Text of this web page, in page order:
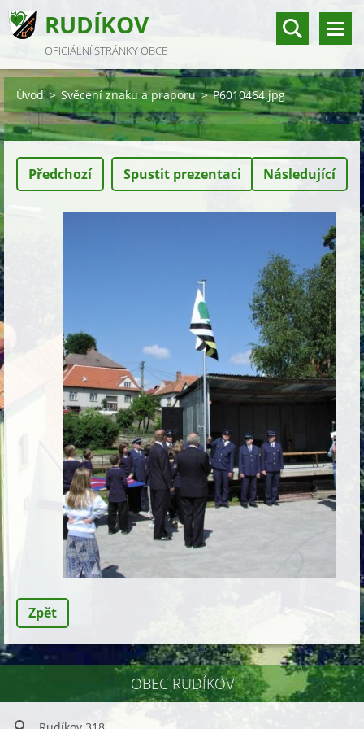
RUDÍKOV
OFICIÁLNÍ STRÁNKY OBCE
Úvod > Svěcení znaku a praporu > P6010464.jpg
Předchozí Spustit prezentaci Následující
Zpět
OBEC RUDÍKOV